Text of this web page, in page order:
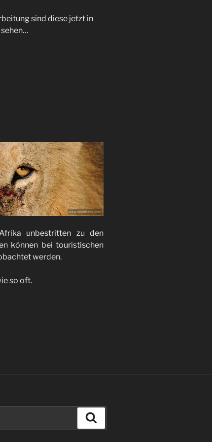
sind diese jetzt in
unbestritten zu den
können bei touristischen
werden.
so oft.